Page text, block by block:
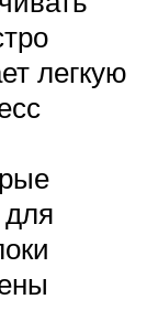
легкую